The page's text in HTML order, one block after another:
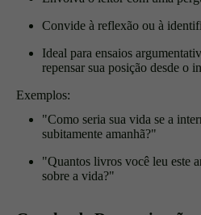
Convide à reflexão ou à
Ideal para ensaios
repensar sua posição desde o
Exemplos:
"Como seria sua vida se a
subitamente amanhã?"
"Quantos livros você leu este
sobre a vida?"